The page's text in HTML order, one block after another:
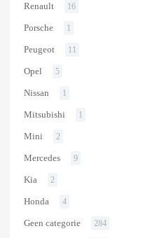
Renault 16
Porsche 1
Peugeot 11
Opel 5
Nissan 1
Mitsubishi 1
Mini 2
Mercedes 9
Kia 2
Honda 4
Geen categorie 284